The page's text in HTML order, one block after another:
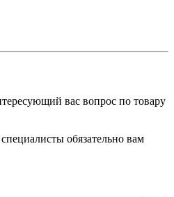
вас вопрос по товару
обязательно вам